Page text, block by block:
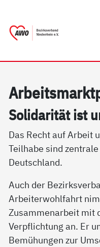
So­li­da­ri­tät ist
Das Recht auf Arbeit
Teilhabe sind
Deutschland.
Auch der
Arbeiterwohlfahrt
Zusammenarbeit mit
Verpflichtung an. Er
Bemühungen zur